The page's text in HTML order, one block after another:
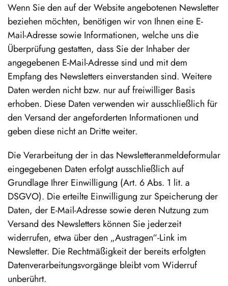
Wenn Sie den auf der Website angebotenen Newsletter
beziehen möchten, benötigen wir von Ihnen eine E-
Mail-Adresse sowie Informationen, welche uns die
Überprüfung gestatten, dass Sie der Inhaber der
angegebenen E-Mail-Adresse sind und mit dem
Empfang des Newsletters einverstanden sind. Weitere
Daten werden nicht bzw. nur auf freiwilliger Basis
erhoben. Diese Daten verwenden wir ausschließlich für
den Versand der angeforderten Informationen und
geben diese nicht an Dritte weiter.
Die Verarbeitung der in das Newsletteranmeldeformular
eingegebenen Daten erfolgt ausschließlich auf
Grundlage Ihrer Einwilligung (Art. 6 Abs. 1 lit. a
DSGVO). Die erteilte Einwilligung zur Speicherung der
Daten, der E-Mail-Adresse sowie deren Nutzung zum
Versand des Newsletters können Sie jederzeit
widerrufen, etwa über den „Austragen“-Link im
Newsletter. Die Rechtmäßigkeit der bereits erfolgten
Datenverarbeitungsvorgänge bleibt vom Widerruf
unberührt.